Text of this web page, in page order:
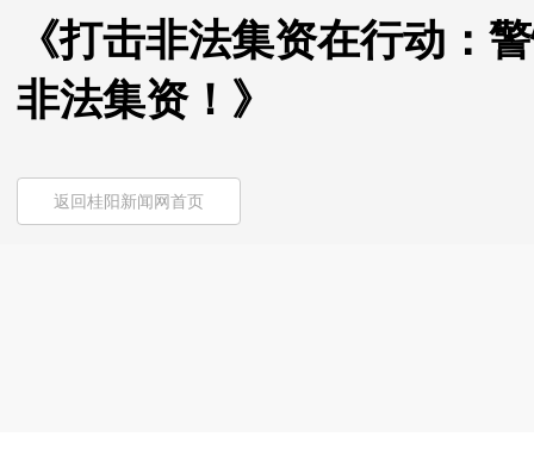
《打击非法集资在行动：
非法集资！》
返回桂阳新闻网首页